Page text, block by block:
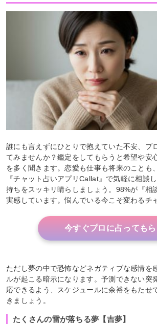
誰にも言えずにひとりで抱えていた不安、プ
てみませんか？鑑定をしてもらうと希望や安
を多く聞きます。恋愛も仕事も将来のことも
『チャット占いアプリCallat』で気軽に相談
持ちをスッキリ晴らしましょう。98%が『相
実感しています。悩んでいる今こそ変わるチ
今すぐプロに占ってもら
ただし夢の中で恐怖などネガティブな感情を
ルが起こる暗示になります。予測できない突
応できるよう、スケジュールに余裕をもたせ
きましょう。
たくさんの雷が落ちる夢【吉夢】